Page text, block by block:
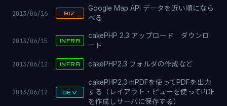
2013/06/16 BIZ
Google Map API データを近い順になら
べる
2013/06/15 INFRA
cakePHP 2.3 アップロード ダウンロ
ード
2013/06/12 INFRA cakePHP2.3 フォルダの作成など
2013/06/12 DEV
cakePHP2.3 mPDFを使ってPDFを出力
する（レイアウト・ビューを使ってPDF
を作成しサーバに保存する）